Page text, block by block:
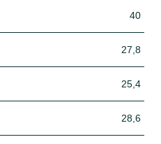
40
27,8
25,4
28,6